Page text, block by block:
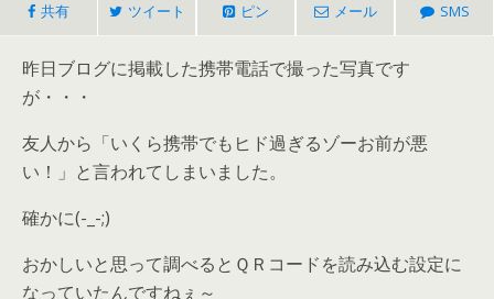
共有 ツイート ピン メール SMS
昨日ブログに掲載した携帯電話で撮った写真です
が・・・
友人から「いくら携帯でもヒド過ぎるゾーお前が悪
い！」と言われてしまいました。
確かに(-_-;)
おかしいと思って調べるとＱＲコードを読み込む設定に
なっていたんですねぇ～